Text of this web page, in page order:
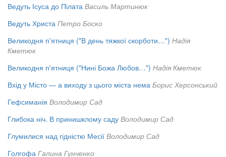
Ведуть Ісуса до Пілата Василь Мартинюк
Ведуть Христа Петро Боско
Великодня п'ятниця ("В день тяжкої скорботи…") Надія
Кметюк
Великодня п'ятниця ("Нині Божа Любов…") Надія Кметюк
Вхід у Місто — а виходу з цього міста нема Борис Херсонський
Гефсиманія Володимир Сад
Глибока ніч. В принишклому саду Володимир Сад
Глумилися над гідністю Месії Володимир Сад
Голгофа Галина Гунченко